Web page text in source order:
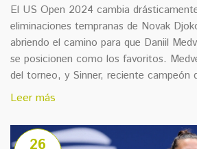
El US Open 2024 cambia
eliminaciones tempranas de Novak
abriendo el camino para que Daniil
se posicionen como los favoritos.
del torneo, y Sinner, reciente campeón
Australia, ven ahora más claras sus
Leer más